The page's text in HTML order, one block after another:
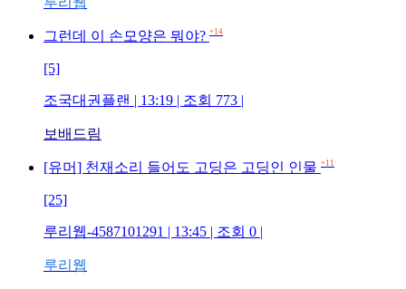
그런데 이 손모양은 뭐야? +14
[5]
조국대권플랜 | 13:19 | 조회 773 |
보배드림
[유머] 천재소리 들어도 고딩은 고딩인 인물 +11
[25]
루리웹-4587101291 | 13:45 | 조회 0 |
루리웹